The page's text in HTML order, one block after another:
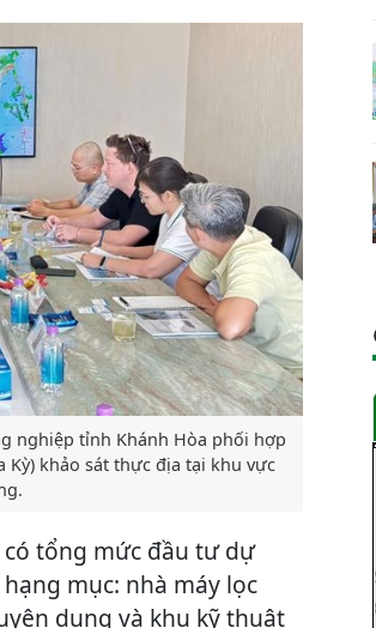
nghiệp tỉnh Khánh Hòa phối hợp
Kỳ) khảo sát thực địa tại khu vực
tổng mức đầu tư dự
mục: nhà máy lọc
dụng và khu kỹ thuật